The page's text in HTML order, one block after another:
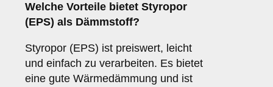
Welche Vorteile bietet Styropor
(EPS) als Dämmstoff?
Styropor (EPS) ist preiswert, leicht
und einfach zu verarbeiten. Es bietet
eine gute Wärmedämmung und ist